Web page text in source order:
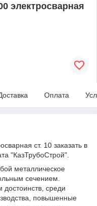
электросварная
Оплата
ст. 10 заказать в
"КазТрубоСтрой".
металлическое
сечением.
среди
повышенные